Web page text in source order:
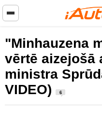
"Minhauzena
vērtē aizejošā
ministra
VIDEO)
6